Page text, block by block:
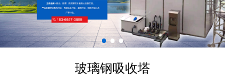
技术参数
行业知识
环保案例
玻璃钢吸收塔